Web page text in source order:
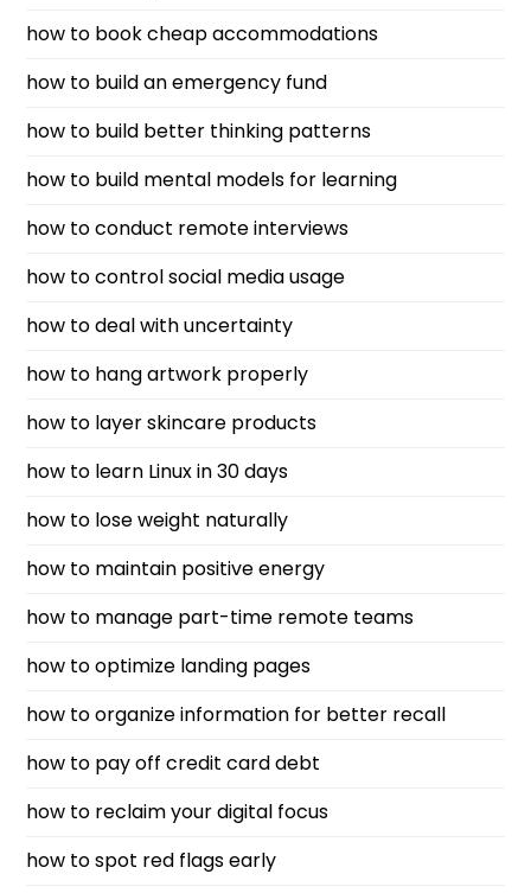
how to book cheap accommodations
how to build an emergency fund
how to build better thinking patterns
how to build mental models for learning
how to conduct remote interviews
how to control social media usage
how to deal with uncertainty
how to hang artwork properly
how to layer skincare products
how to learn Linux in 30 days
how to lose weight naturally
how to maintain positive energy
how to manage part-time remote teams
how to optimize landing pages
how to organize information for better recall
how to pay off credit card debt
how to reclaim your digital focus
how to spot red flags early